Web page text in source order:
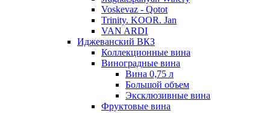
Voskevaz - Qotot
Trinity. KOOR. Jan
VAN ARDI
Иджеванский ВКЗ
Коллекционные вина
Виноградные вина
Вина 0,75 л
Большой объем
Эксклюзивные вина
Фруктовые вина